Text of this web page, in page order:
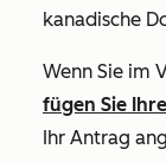
kanadische
Wenn Sie im
fügen Sie
Ihr Antrag